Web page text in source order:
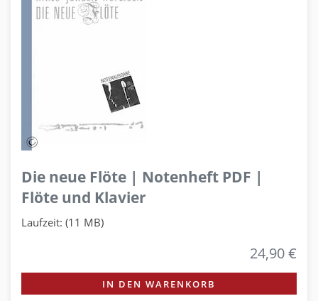
Die neue Flöte | Notenheft PDF |
Flöte und Klavier
Laufzeit: (11 MB)
24,90 €
IN DEN WARENKORB